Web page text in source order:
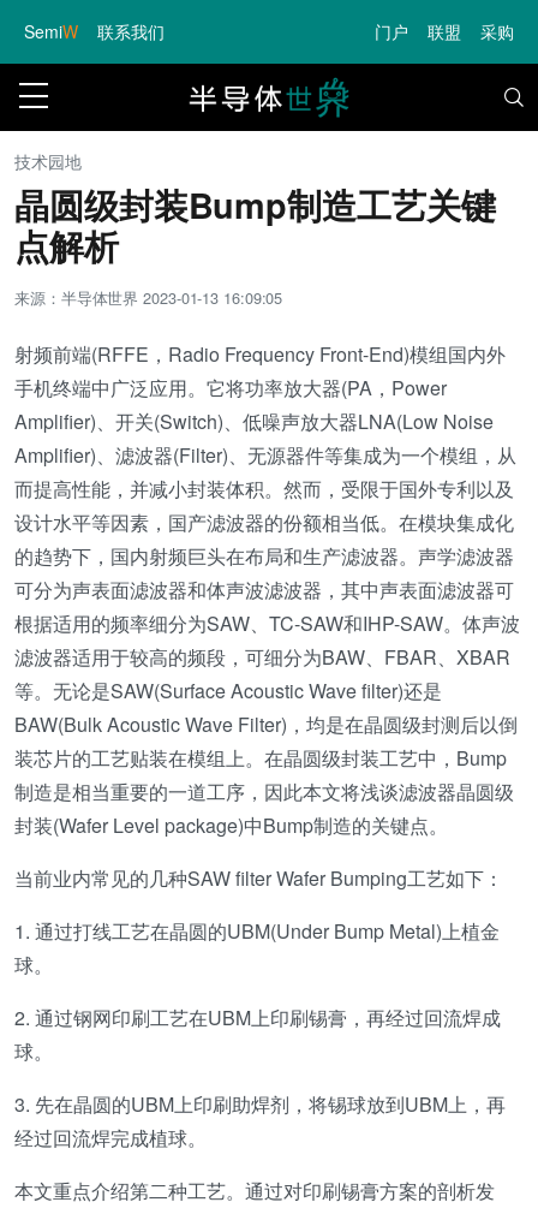
SemiW 联系我们 门户 联盟 采购
技术园地
晶圆级封装Bump制造工艺关键
点解析
来源：半导体世界2023-01-13 16:09:05
射频前端(RFFE，Radio Frequency Front-End)模组国内外
手机终端中广泛应用。它将功率放大器(PA，Power
Amplifier)、开关(Switch)、低噪声放大器LNA(Low Noise
Amplifier)、滤波器(Filter)、无源器件等集成为一个模组，从
而提高性能，并减小封装体积。然而，受限于国外专利以及
设计水平等因素，国产滤波器的份额相当低。在模块集成化
的趋势下，国内射频巨头在布局和生产滤波器。声学滤波器
可分为声表面滤波器和体声波滤波器，其中声表面滤波器可
根据适用的频率细分为SAW、TC-SAW和IHP-SAW。体声波
滤波器适用于较高的频段，可细分为BAW、FBAR、XBAR
等。无论是SAW(Surface Acoustic Wave filter)还是
BAW(Bulk Acoustic Wave Filter)，均是在晶圆级封测后以倒
装芯片的工艺贴装在模组上。在晶圆级封装工艺中，Bump
制造是相当重要的一道工序，因此本文将浅谈滤波器晶圆级
封装(Wafer Level package)中Bump制造的关键点。
当前业内常见的几种SAW filter Wafer Bumping工艺如下：
1. 通过打线工艺在晶圆的UBM(Under Bump Metal)上植金
球。
2. 通过钢网印刷工艺在UBM上印刷锡膏，再经过回流焊成
球。
3. 先在晶圆的UBM上印刷助焊剂，将锡球放到UBM上，再
经过回流焊完成植球。
本文重点介绍第二种工艺。通过对印刷锡膏方案的剖析发